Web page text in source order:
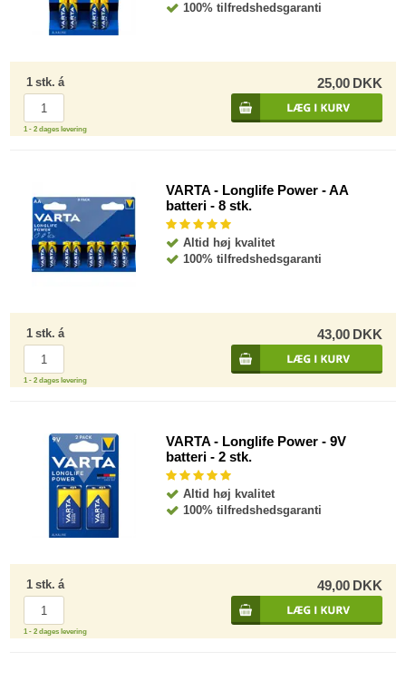
100% tilfredshedsgaranti
1 stk. á 25,00 DKK
1 - 2 dages levering
VARTA - Longlife Power - AA
batteri - 8 stk.
Altid høj kvalitet
100% tilfredshedsgaranti
1 stk. á 43,00 DKK
1 - 2 dages levering
VARTA - Longlife Power - 9V
batteri - 2 stk.
Altid høj kvalitet
100% tilfredshedsgaranti
1 stk. á 49,00 DKK
1 - 2 dages levering